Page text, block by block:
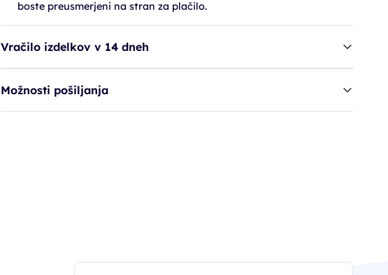
boste preusmerjeni na stran za plačilo.
Vračilo izdelkov v 14 dneh
Možnosti pošiljanja